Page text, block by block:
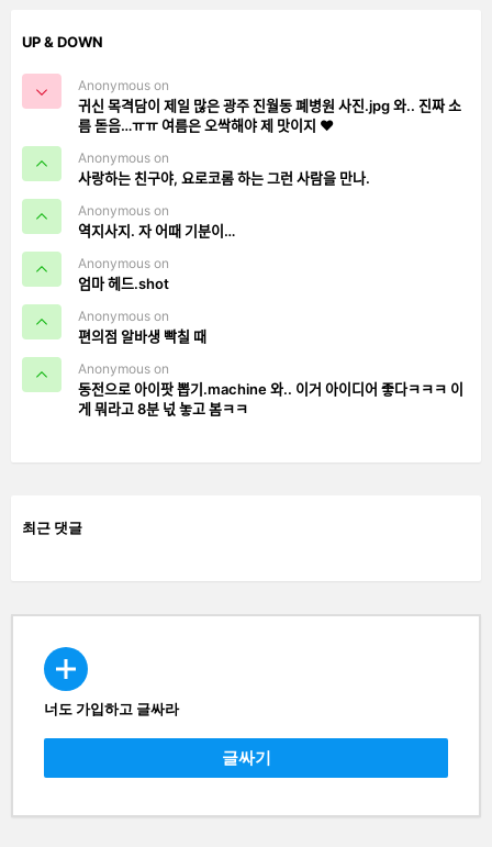
UP & DOWN
Anonymous on
귀신 목격담이 제일 많은 광주 진월동 폐병원 사진.jpg 와.. 진짜 소
름 돋음…ㅠㅠ 여름은 오싹해야 제 맛이지 ❤️
Anonymous on
사랑하는 친구야, 요로코롬 하는 그런 사람을 만나.
Anonymous on
역지사지. 자 어때 기분이…
Anonymous on
엄마 헤드.shot
Anonymous on
편의점 알바생 빡칠 때
Anonymous on
동전으로 아이팟 뽑기.machine 와.. 이거 아이디어 좋다ㅋㅋㅋ 이
게 뭐라고 8분 넋 놓고 봄ㅋㅋ
최근 댓글
CREATE
너도 가입하고 글싸라
글싸기